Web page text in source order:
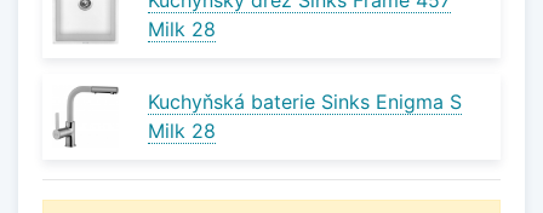
Milk 28
Kuchyňská baterie Sinks Enigma S
Milk 28